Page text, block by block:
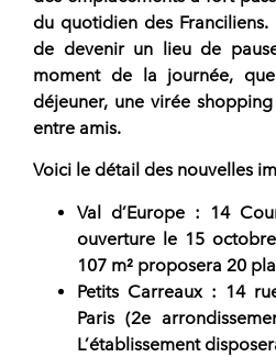
du quotidien des Franciliens.
de devenir un lieu de
moment de la journée,
déjeuner, une virée
entre amis.
Voici le détail des nouvelles
Val d’Europe: 14
ouverture le 15
107 m² proposera 20
Petits Carreaux : 14
Paris (2e
L’établissement